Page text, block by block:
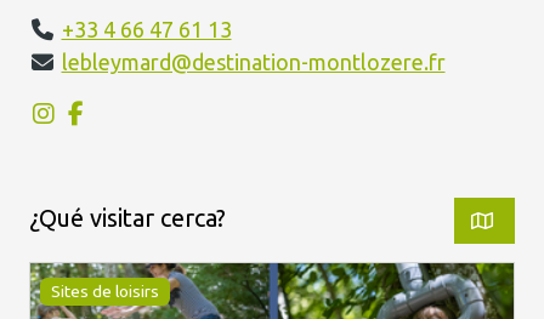
+33 4 66 47 61 13
lebleymard@destination-montlozere.fr
¿Qué visitar cerca?
Sites de loisirs